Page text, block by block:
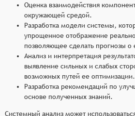
Оценка взаимодействия
окружающей средой.
Разработка модели системы,
упрощенное отображение
позволяющее сделать прогнозы о
Анализ и интерпретация
выявление сильных и слабых
возможных путей ее оптимизации.
Разработка рекомендаций по
основе полученных знаний.
Системный анализ может